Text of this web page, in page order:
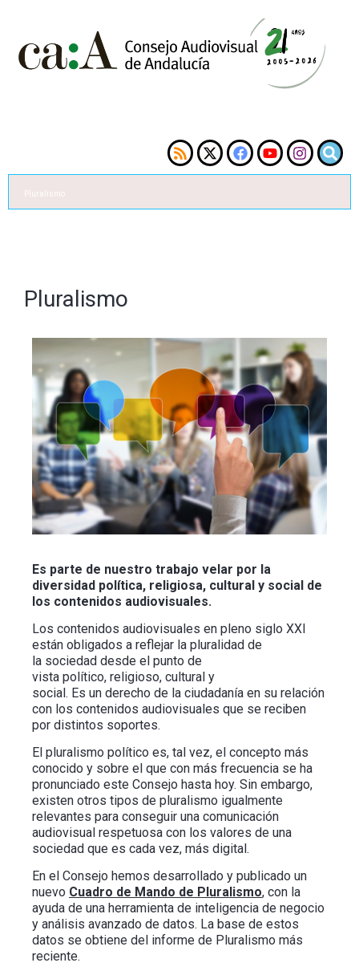
Pluralismo
Pluralismo
Es parte de nuestro trabajo velar por la
diversidad política, religiosa, cultural y social de
los contenidos audiovisuales.
Los contenidos audiovisuales en pleno siglo XXI
están obligados a reflejar la pluralidad de
la sociedad desde el punto de
vista político, religioso, cultural y
social. Es un derecho de la ciudadanía en su relación
con los contenidos audiovisuales que se reciben
por distintos soportes.
El pluralismo político es, tal vez, el concepto más
conocido y sobre el que con más frecuencia se ha
pronunciado este Consejo hasta hoy. Sin embargo,
existen otros tipos de pluralismo igualmente
relevantes para conseguir una comunicación
audiovisual respetuosa con los valores de una
sociedad que es cada vez, más digital.
En el Consejo hemos desarrollado y publicado un
nuevo Cuadro de Mando de Pluralismo, con la
ayuda de una herramienta de inteligencia de negocio
y análisis avanzado de datos. La base de estos
datos se obtiene del informe de Pluralismo más
reciente.